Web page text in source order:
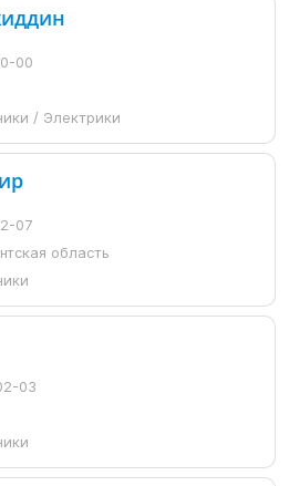
00
/ Электрики
07
область
03